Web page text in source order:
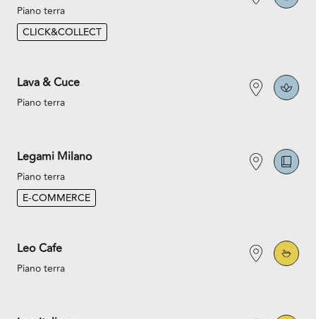
Piano terra
CLICK&COLLECT
Lava & Cuce
Piano terra
Legami Milano
Piano terra
E-COMMERCE
Leo Cafe
Piano terra